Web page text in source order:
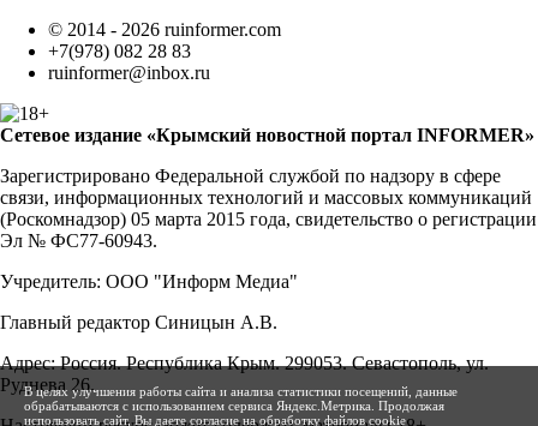
© 2014 - 2026 ruinformer.com
+7(978) 082 28 83
ruinformer@inbox.ru
Сетевое издание «Крымский новостной портал INFORMER»
Зарегистрировано Федеральной службой по надзору в сфере
связи, информационных технологий и массовых коммуникаций
(Роскомнадзор) 05 марта 2015 года, свидетельство о регистрации
Эл № ФС77-60943.
Учредитель: ООО "Информ Медиа"
Главный редактор Синицын А.В.
Адрес: Россия. Республика Крым. 299053. Севастополь, ул.
Руднева 26.
В целях улучшения работы сайта и анализа статистики посещений, данные
обрабатываются с использованием сервиса Яндекс.Метрика. Продолжая
использовать сайт, Вы даете согласие на обработку файлов cookie